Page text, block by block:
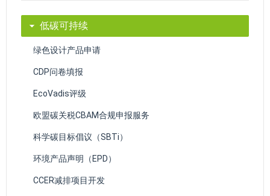
低碳可持续
绿色设计产品申请
CDP问卷填报
EcoVadis评级
欧盟碳关税CBAM合规申报服务
科学碳目标倡议（SBTi）
环境产品声明（EPD）
CCER减排项目开发